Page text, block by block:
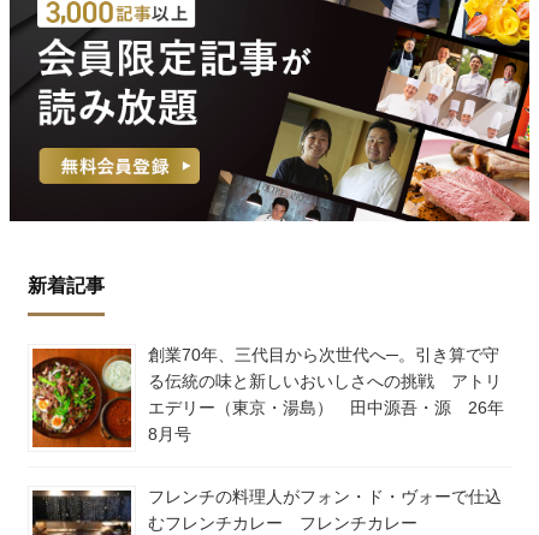
新着記事
創業70年、三代目から次世代へ─。引き算で守
る伝統の味と新しいおいしさへの挑戦 アトリ
エデリー（東京・湯島） 田中源吾・源 26年
8月号
フレンチの料理人がフォン・ド・ヴォーで仕込
むフレンチカレー フレンチカレー